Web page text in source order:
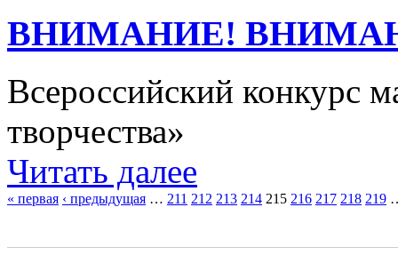
ВНИМАНИЕ!
Всероссийский конкурс
творчества»
Читать далее
« первая ‹ предыдущая … 211 212 213 214 215 216 217 218 219